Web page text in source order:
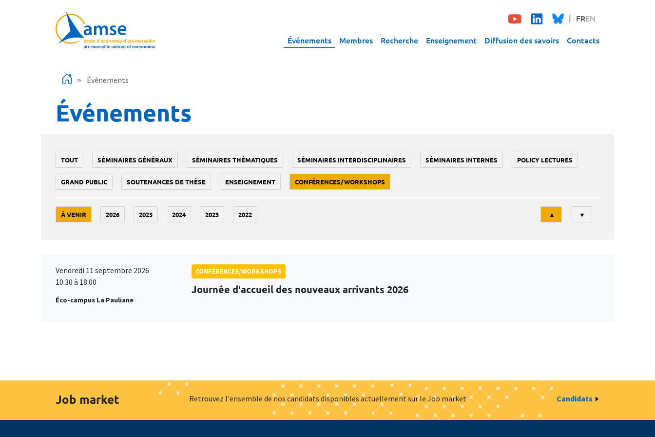
FREN
Événements Membres Recherche Enseignement Diffusion des savoirs Contacts
Événements
Événements
TOUT SÉMINAIRES GÉNÉRAUX SÉMINAIRES THÉMATIQUES SÉMINAIRES INTERDISCIPLINAIRES SÉMINAIRES INTERNES POLICY LECTURES
GRAND PUBLIC SOUTENANCES DE THÈSE ENSEIGNEMENT CONFÉRENCES/WORKSHOPS
À VENIR 2026 2025 2024 2023 2022
Tri
▲ ▼
Vendredi 11 septembre 2026
10:30 à 18:00
Éco-campus La Pauliane
CONFÉRENCES/WORKSHOPS
Journée d'accueil des nouveaux arrivants 2026
Job market Retrouvez l'ensemble de nos candidats disponibles actuellement sur le Job market Candidats